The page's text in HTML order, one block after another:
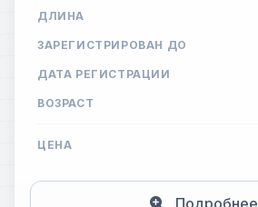
ДЛИНА
ЗАРЕГИСТРИРОВАН ДО
ДАТА РЕГИСТРАЦИИ
ВОЗРАСТ
ЦЕНА
Подробнее